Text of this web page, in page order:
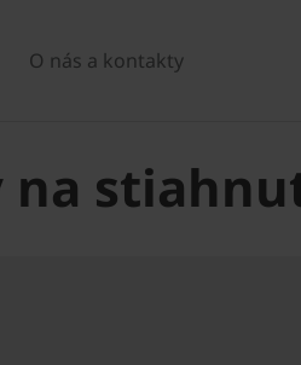
O nás a kontakty
na